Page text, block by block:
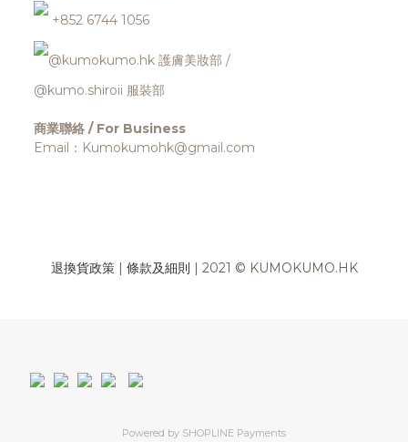
+852 6744 1056
@kumokumo.hk 護膚美妝部 /
@kumo.shiroii 服裝部
商業聯絡 / For Business
Email：Kumokumohk@gmail.com
退換貨政策| 條款及細則 | 2021 © KUMOKUMO.HK
Powered by SHOPLINE Payments